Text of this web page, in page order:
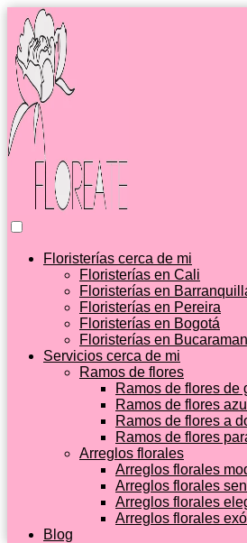
Floristerías cerca de mi
Floristerías en Cali
Floristerías en
Floristerías en Pereira
Floristerías en Bogotá
Floristerías en
Servicios cerca de mi
Ramos de flores
Ramos de flores de
Ramos de flores
Ramos de flores a
Ramos de flores
Arreglos florales
Arreglos florales
Arreglos florales
Arreglos florales
Arreglos florales
Blog